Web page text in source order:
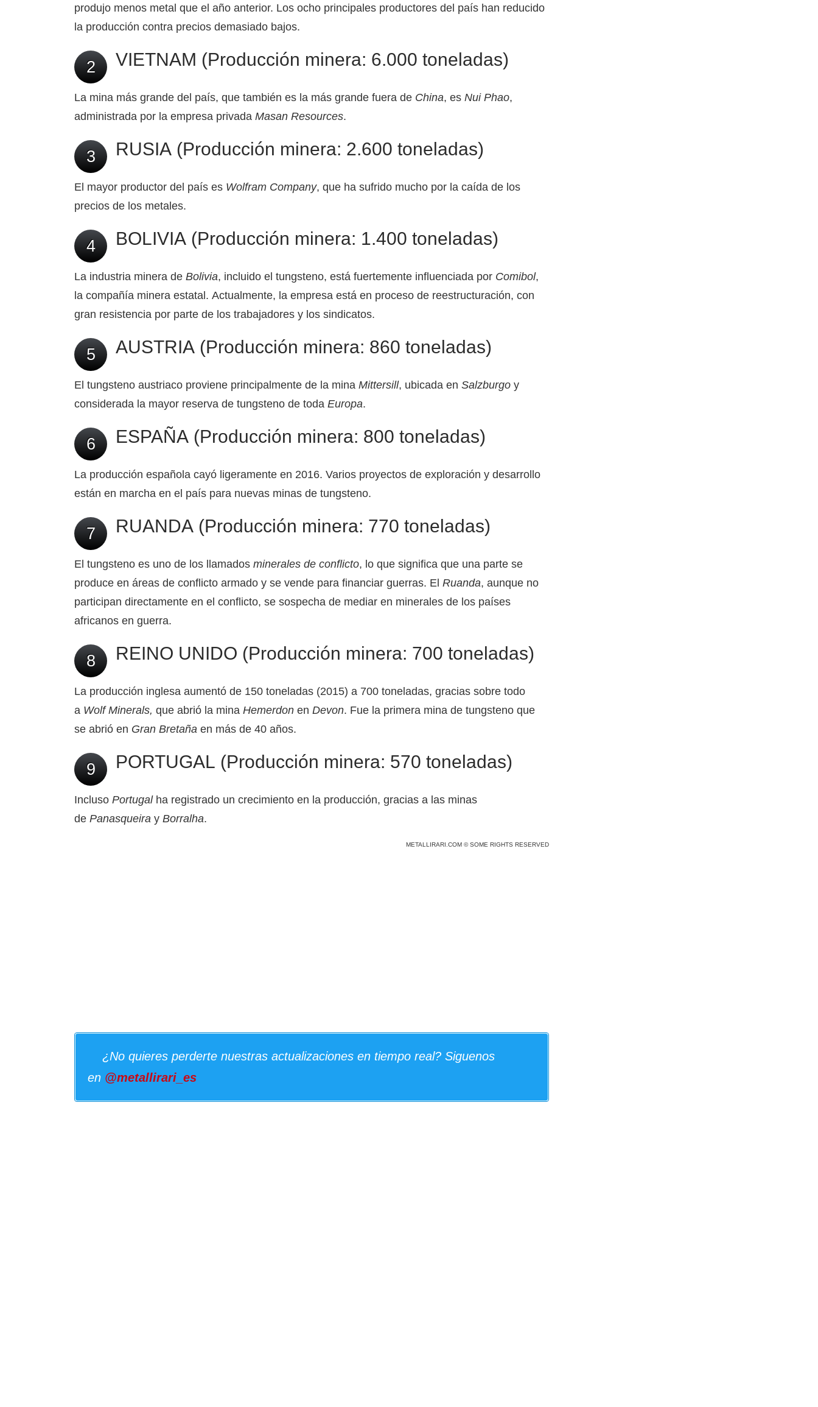
produjo menos metal que el año anterior. Los ocho principales productores del país han reducido
la producción contra precios demasiado bajos.
2 VIETNAM (Producción minera: 6.000 toneladas)
La mina más grande del país, que también es la más grande fuera de China, es Nui Phao,
administrada por la empresa privada Masan Resources.
3 RUSIA (Producción minera: 2.600 toneladas)
El mayor productor del país es Wolfram Company, que ha sufrido mucho por la caída de los
precios de los metales.
4 BOLIVIA (Producción minera: 1.400 toneladas)
La industria minera de Bolivia, incluido el tungsteno, está fuertemente influenciada por Comibol,
la compañía minera estatal. Actualmente, la empresa está en proceso de reestructuración, con
gran resistencia por parte de los trabajadores y los sindicatos.
5 AUSTRIA (Producción minera: 860 toneladas)
El tungsteno austriaco proviene principalmente de la mina Mittersill, ubicada en Salzburgo y
considerada la mayor reserva de tungsteno de toda Europa.
6 ESPAÑA (Producción minera: 800 toneladas)
La producción española cayó ligeramente en 2016. Varios proyectos de exploración y desarrollo
están en marcha en el país para nuevas minas de tungsteno.
7 RUANDA (Producción minera: 770 toneladas)
El tungsteno es uno de los llamados minerales de conflicto, lo que significa que una parte se
produce en áreas de conflicto armado y se vende para financiar guerras. El Ruanda, aunque no
participan directamente en el conflicto, se sospecha de mediar en minerales de los países
africanos en guerra.
8 REINO UNIDO (Producción minera: 700 toneladas)
La producción inglesa aumentó de 150 toneladas (2015) a 700 toneladas, gracias sobre todo
a Wolf Minerals, que abrió la mina Hemerdon en Devon. Fue la primera mina de tungsteno que
se abrió en Gran Bretaña en más de 40 años.
9 PORTUGAL (Producción minera: 570 toneladas)
Incluso Portugalha registrado un crecimiento en la producción, gracias a las minas
de Panasqueira y Borralha.
METALLIRARI.COM © SOME RIGHTS RESERVED
¿No quieres perderte nuestras actualizaciones en tiempo real? Siguenos
en @metallirari_es